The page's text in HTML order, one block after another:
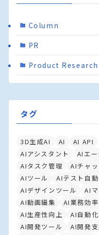
Column
PR
Product Research
タグ
3D生成AI AI
AI API
AIアシスタント
AIエ
AIタスク管理
AIチャ
AIツール
AIテスト自
AIデザインツール
AI
AI動画編集
AI業務効
AI生産性向上
AI自動化
AI開発ツール
AI開発